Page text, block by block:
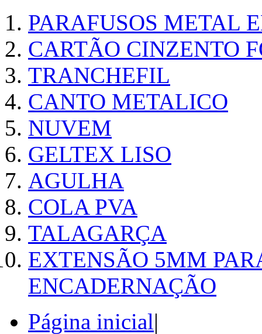
PARAFUSOS METAL
CARTÃO CINZENTO
TRANCHEFIL
CANTO METALICO
NUVEM
GELTEX LISO
AGULHA
COLA PVA
TALAGARÇA
EXTENSÃO 5MM
ENCADERNAÇÃO
Página inicial|